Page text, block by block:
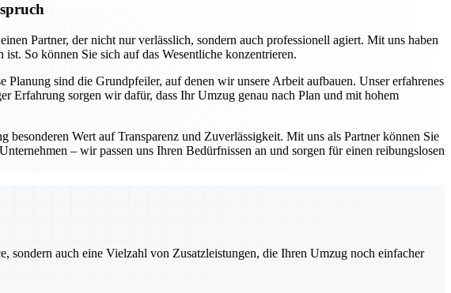
Partner, der nicht nur verlässlich, sondern auch professionell agiert. Mit uns haben
So können Sie sich auf das Wesentliche konzentrieren.
sind die Grundpfeiler, auf denen wir unsere Arbeit aufbauen. Unser erfahrenes
Erfahrung sorgen wir dafür, dass Ihr Umzug genau nach Plan und mit hohem
Wert auf Transparenz und Zuverlässigkeit. Mit uns als Partner können Sie
– wir passen uns Ihren Bedürfnissen an und sorgen für einen reibungslosen
auch eine Vielzahl von Zusatzleistungen, die Ihren Umzug noch einfacher